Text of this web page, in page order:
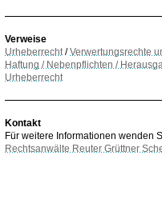
Verweise
Urheberrecht/Verwertungsrechte
Haftung / Nebenpflichten /
Urheberrecht
Kontakt
Für weitere Informationen wenden
Rechtsanwälte Reuter Grüttner